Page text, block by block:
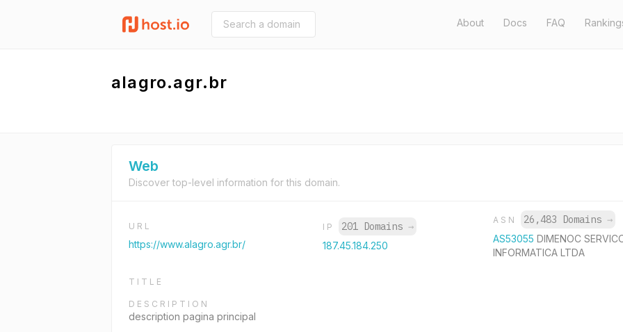
About Docs FAQ
alagro.agr.br
Web
Discover top-level information for this domain.
URL
https://www.alagro.agr.br/
IP 201 Domains →
187.45.184.250
ASN 26,483 Domains →
AS53055DIMENOC
INFORMATICA LTDA
TITLE
DESCRIPTION
description pagina principal